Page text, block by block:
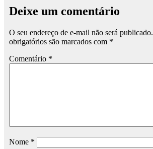
Deixe um comentário
O seu endereço de e-mail não será publicado.
obrigatórios são marcados com *
Comentário *
Nome *